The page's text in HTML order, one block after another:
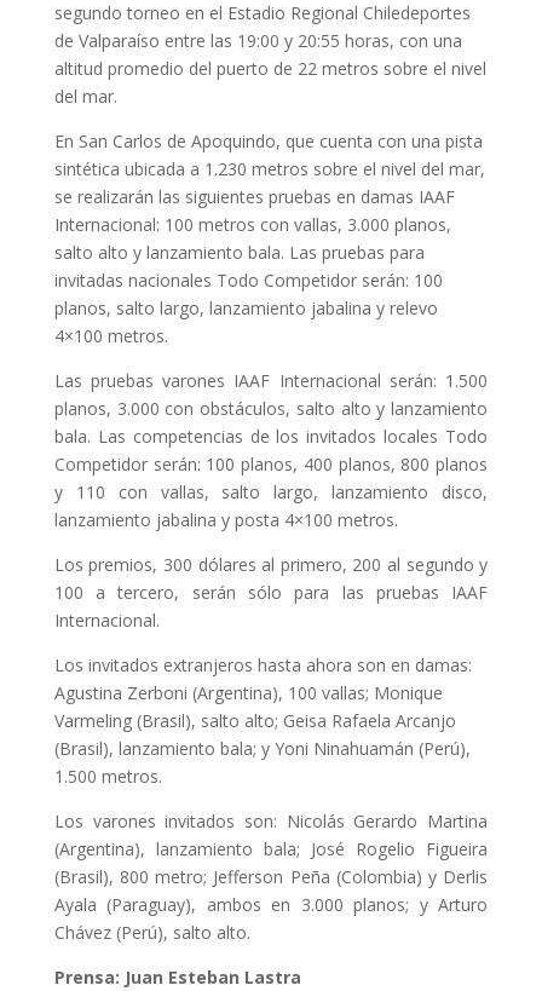
segundo torneo en el Estadio Regional Chiledeportes
de Valparaíso entre las 19:00 y 20:55 horas, con una
altitud promedio del puerto de 22 metros sobre el nivel
del mar.
En San Carlos de Apoquindo, que cuenta con una pista
sintética ubicada a 1.230 metros sobre el nivel del mar,
se realizarán las siguientes pruebas en damas IAAF
Internacional: 100 metros con vallas, 3.000 planos,
salto alto y lanzamiento bala. Las pruebas para
invitadas nacionales Todo Competidor serán: 100
planos, salto largo, lanzamiento jabalina y relevo
4×100 metros.
Las pruebas varones IAAF Internacional serán: 1.500
planos, 3.000 con obstáculos, salto alto y lanzamiento
bala. Las competencias de los invitados locales Todo
Competidor serán: 100 planos, 400 planos, 800 planos
y 110 con vallas, salto largo, lanzamiento disco,
lanzamiento jabalina y posta 4×100 metros.
Los premios, 300 dólares al primero, 200 al segundo y
100 a tercero, serán sólo para las pruebas IAAF
Internacional.
Los invitados extranjeros hasta ahora son en damas:
Agustina Zerboni (Argentina), 100 vallas; Monique
Varmeling (Brasil), salto alto; Geisa Rafaela Arcanjo
(Brasil), lanzamiento bala; y Yoni Ninahuamán (Perú),
1.500 metros.
Los varones invitados son: Nicolás Gerardo Martina
(Argentina), lanzamiento bala; José Rogelio Figueira
(Brasil), 800 metro; Jefferson Peña (Colombia) y Derlis
Ayala (Paraguay), ambos en 3.000 planos; y Arturo
Chávez (Perú), salto alto.
Prensa: Juan Esteban Lastra